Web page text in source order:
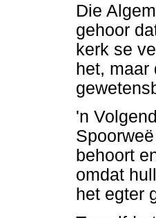
Die
gehoor
kerk se
het, maar
'n
behoort
omdat
het egter